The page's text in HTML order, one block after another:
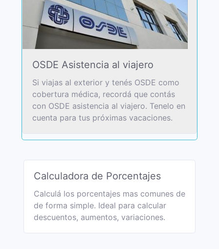
OSDE Asistencia al viajero
Si viajas al exterior y tenés OSDE como
cobertura médica, recordá que contás
con OSDE asistencia al viajero. Tenelo en
cuenta para tus próximas vacaciones.
Calculadora de Porcentajes
Calculá los porcentajes mas comunes de
de forma simple. Ideal para calcular
descuentos, aumentos, variaciones.